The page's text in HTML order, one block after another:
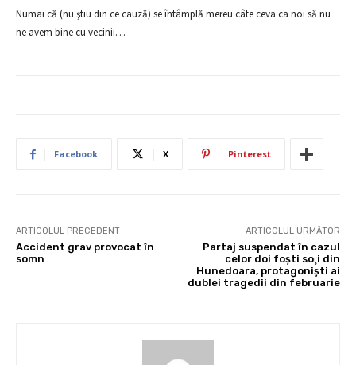
Numai că (nu ştiu din ce cauză) se întâmplă mereu câte ceva ca noi să nu
ne avem bine cu vecinii…
Facebook X Pinterest
ARTICOLUL PRECEDENT
Accident grav provocat în
somn
ARTICOLUL URMĂTOR
Partaj suspendat în cazul
celor doi foşti soţi din
Hunedoara, protagonişti ai
dublei tragedii din februarie